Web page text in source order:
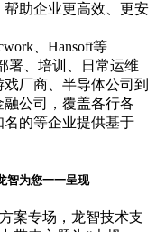
助企业更高效、更安
、Hansoft等
署、培训、日常运维
厂商、半导体公司到
公司，覆盖各行各
的等企业提供基于
智为您一一呈现
案专场，龙智技术支